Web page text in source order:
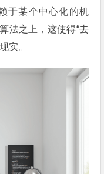
于某个中心化的机
法之上，这使得“去
实。